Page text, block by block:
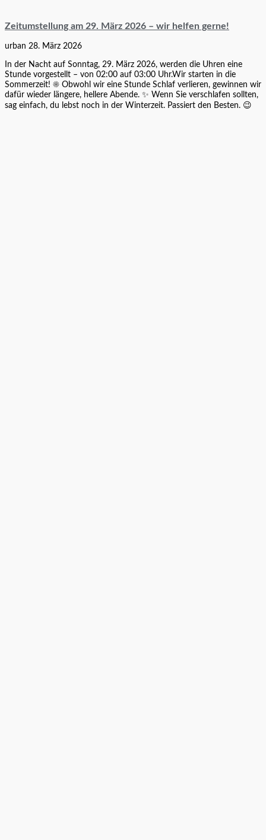
Zeitumstellung am 29. März 2026 – wir helfen gerne!
urban 28. März 2026
In der Nacht auf Sonntag, 29. März 2026, werden die Uhren eine
Stunde vorgestellt – von 02:00 auf 03:00 Uhr.Wir starten in die
Sommerzeit! ☀️ Obwohl wir eine Stunde Schlaf verlieren, gewinnen wir
dafür wieder längere, hellere Abende. ✨ Wenn Sie verschlafen sollten,
sag einfach, du lebst noch in der Winterzeit. Passiert den Besten. 😉